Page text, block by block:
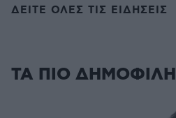
ΔΕΙΤΕ ΟΛΕΣ ΤΙΣ ΕΙΔΗΣΕΙΣ
ΤΑ ΠΙΟ ΔΗΜΟΦΙΛΗ